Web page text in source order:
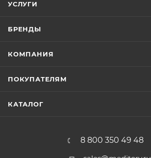
УСЛУГИ
БРЕНДЫ
КОМПАНИЯ
ПОКУПАТЕЛЯМ
КАТАЛОГ
8 800 350 49 48